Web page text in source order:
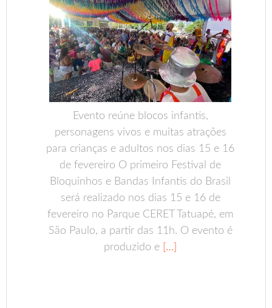
Evento reúne blocos infantis,
personagens vivos e muitas atrações
para crianças e adultos nos dias 15 e 16
de fevereiro O primeiro Festival de
Bloquinhos e Bandas Infantis do Brasil
será realizado nos dias 15 e 16 de
fevereiro no Parque CERET Tatuapé, em
São Paulo, a partir das 11h. O evento é
produzido e […]